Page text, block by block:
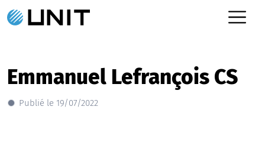
Emmanuel Lefrançois CS
Publié le 19/07/2022